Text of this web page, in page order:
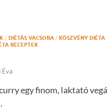
/ DIÉTÁS VACSORA / KÖSZVÉNY DIÉTA
RECEPTEK
Éva
egy finom, laktató